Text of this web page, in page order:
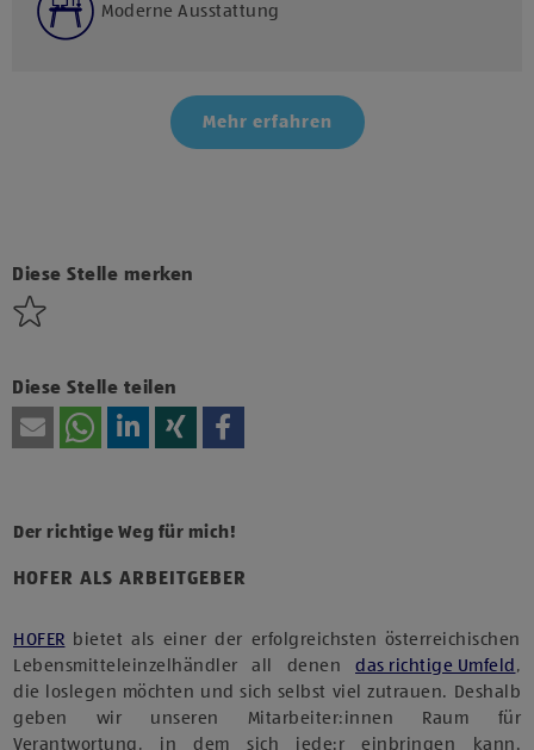
Moderne Ausstattung
Mehr erfahren
Diese Stelle merken
Diese Stelle teilen
HOFER ALS ARBEITGEBER
Der richtige Weg für mich!
HOFER bietet als einer der erfolgreichsten österreichischen
Lebensmitteleinzelhändler all denen das richtige Umfeld ,
die loslegen möchten und sich selbst viel zutrauen. Deshalb
geben wir unseren Mitarbeiter:innen Raum für
Verantwortung, in dem sich jede:r einbringen kann.